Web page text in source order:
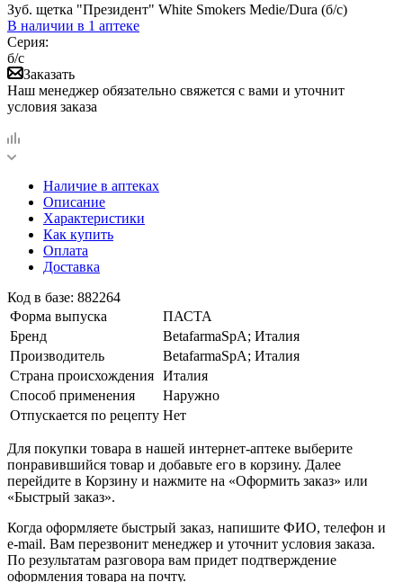
Зуб. щетка "Президент" White Smokers Medie/Dura (б/с)
В наличии в 1 аптеке
Серия:
б/с
Заказать
Наш менеджер обязательно свяжется с вами и уточнит
условия заказа
Наличие в аптеках
Описание
Характеристики
Как купить
Оплата
Доставка
Код в базе: 882264
Форма выпуска
ПАСТА
Бренд
BetafarmaSpA; Италия
Производитель
BetafarmaSpA; Италия
Страна происхождения Италия
Способ применения
Наружно
Отпускается по рецепту Нет
Для покупки товара в нашей интернет-аптеке выберите
понравившийся товар и добавьте его в корзину. Далее
перейдите в Корзину и нажмите на «Оформить заказ» или
«Быстрый заказ».
Когда оформляете быстрый заказ, напишите ФИО, телефон и
e-mail. Вам перезвонит менеджер и уточнит условия заказа.
По результатам разговора вам придет подтверждение
оформления товара на почту.